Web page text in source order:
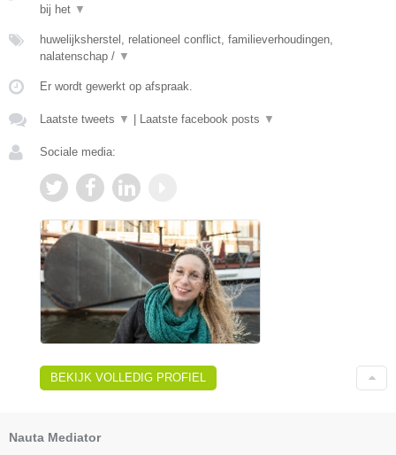
bij het ▼
huwelijksherstel, relationeel conflict, familieverhoudingen,
nalatenschap / ▼
Er wordt gewerkt op afspraak.
Laatste tweets ▼ Laatste facebook posts ▼
Sociale media:
BEKIJK VOLLEDIG PROFIEL
Nauta Mediator